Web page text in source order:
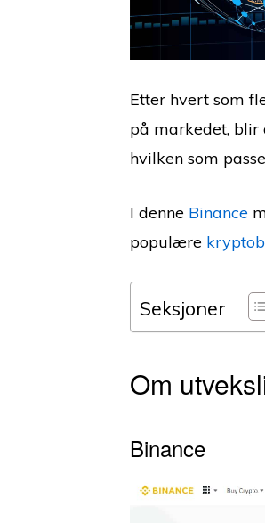
Etter hvert som
på markedet,
hvilken som
I denne Binance
populære
Seksjoner
Om
Binance